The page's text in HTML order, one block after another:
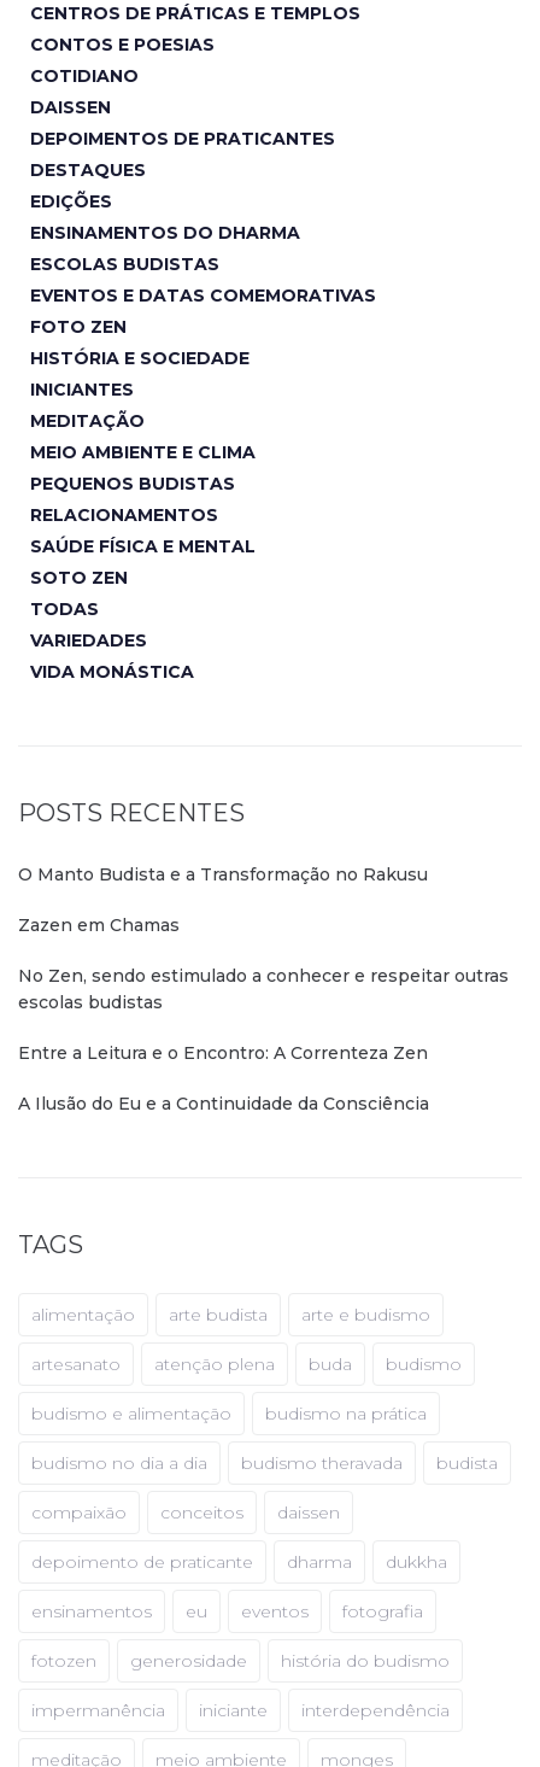
CENTROS DE PRÁTICAS E TEMPLOS
CONTOS E POESIAS
COTIDIANO
DAISSEN
DEPOIMENTOS DE PRATICANTES
DESTAQUES
EDIÇÕES
ENSINAMENTOS DO DHARMA
ESCOLAS BUDISTAS
EVENTOS E DATAS COMEMORATIVAS
FOTO ZEN
HISTÓRIA E SOCIEDADE
INICIANTES
MEDITAÇÃO
MEIO AMBIENTE E CLIMA
PEQUENOS BUDISTAS
RELACIONAMENTOS
SAÚDE FÍSICA E MENTAL
SOTO ZEN
TODAS
VARIEDADES
VIDA MONÁSTICA
POSTS RECENTES
O Manto Budista e a Transformação no Rakusu
Zazen em Chamas
No Zen, sendo estimulado a conhecer e respeitar outras
escolas budistas
Entre a Leitura e o Encontro: A Correnteza Zen
A Ilusão do Eu e a Continuidade da Consciência
TAGS
alimentação arte budista arte e budismo
artesanato atenção plena buda budismo
budismo e alimentação budismo na prática
budismo no dia a dia budismo theravada budista
compaixão conceitos daissen
depoimento de praticante dharma dukkha
ensinamentos eu eventos fotografia
fotozen generosidade história do budismo
impermanência iniciante interdependência
meditação meio ambiente monges